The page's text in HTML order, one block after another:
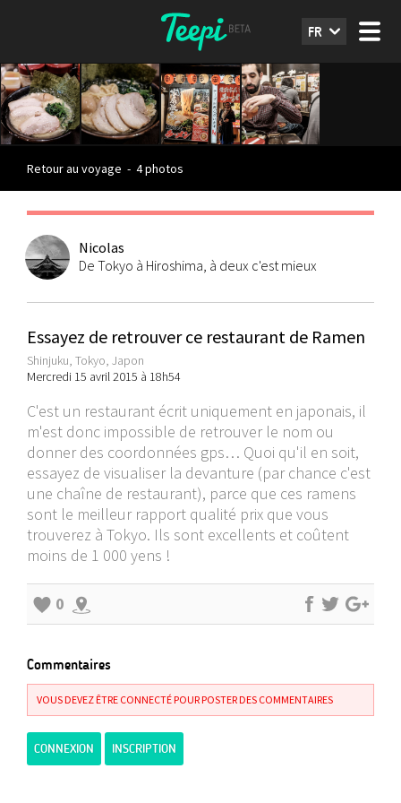
FR
Retour au voyage - 4 photos
Nicolas
De Tokyo à Hiroshima, à deux c'est mieux
Essayez de retrouver ce restaurant de Ramen
Shinjuku, Tokyo, Japon
Mercredi 15 avril 2015 à 18h54
C'est un restaurant écrit uniquement en japonais, il
m'est donc impossible de retrouver le nom ou
donner des coordonnées gps… Quoi qu'il en soit,
essayez de visualiser la devanture (par chance c'est
une chaîne de restaurant), parce que ces ramens
sont le meilleur rapport qualité prix que vous
trouverez à Tokyo. Ils sont excellents et coûtent
moins de 1 000 yens !
0
Commentaires
VOUS DEVEZ ÊTRE CONNECTÉ POUR POSTER DES COMMENTAIRES
CONNEXION INSCRIPTION